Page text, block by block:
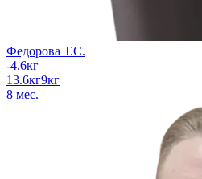
Федорова Т.С.
-4.6кг
13.6кг9кг
8 мес.